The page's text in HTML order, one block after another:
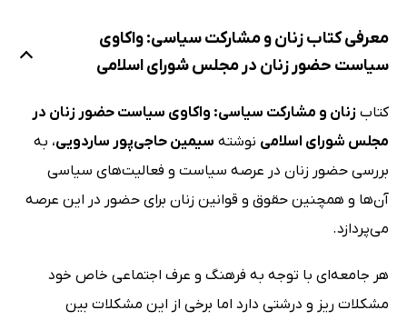
معرفی کتاب زنان و مشارکت سیاسی: واکاوی
سیاست حضور زنان در مجلس شورای اسلامی
کتاب زنان و مشارکت سیاسی: واکاوی سیاست حضور زنان در
مجلس شورای اسلامی نوشته سیمین حاجی‌پور ساردویی، به
بررسی حضور زنان در عرصه سیاست و فعالیت‌های سیاسی
آن‌ها و همچنین حقوق و قوانین زنان برای حضور در این عرصه
می‌پردازد.
هر جامعه‌ای با توجه به فرهنگ و عرف اجتماعی خاص خود
مشکلات ریز و درشتی دارد اما برخی از این مشکلات بین